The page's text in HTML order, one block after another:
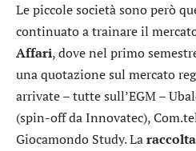
Le piccole società sono però
continuato a trainare il
Affari, dove nel primo
una quotazione sul mercato
arrivate – tutte sull’EGM –
(spin-off daInnovatec),
Giocamondo Study. Laraccolta